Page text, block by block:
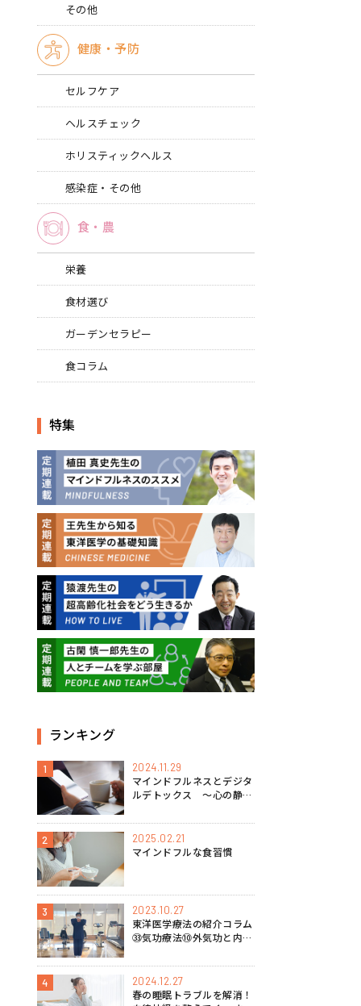
その他
健康・予防
セルフケア
ヘルスチェック
ホリスティックヘルス
感染症・その他
食・農
栄養
食材選び
ガーデンセラピー
食コラム
特集
ランキング
1 2024.11.29
マインドフルネスとデジタ
ルデトックス 〜心の静け
2 2025.02.21
マインドフルな食習慣
3 2023.10.27
東洋医学療法の紹介コラム
㉝気功療法⑩外気功と内気
4 2024.12.27
春の睡眠トラブルを解消！